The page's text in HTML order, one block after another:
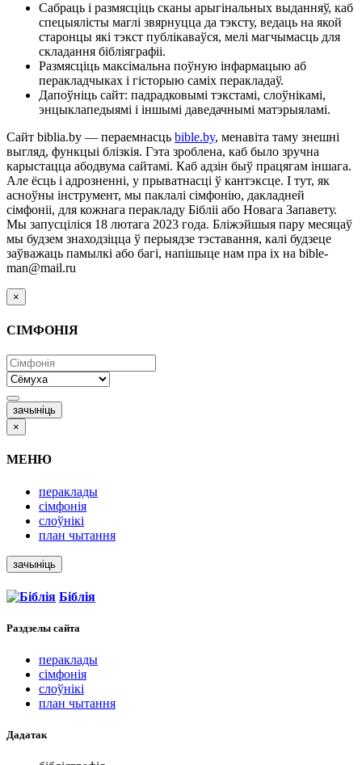
Сабраць і размясціць сканы арыгінальных выданняў, каб
спецыялісты маглі звярнуцца да тэксту, ведаць на якой
старонцы які тэкст публікаваўся, мелі магчымасць для
складання бібліяграфіі.
Размясціць максімальна поўную інфармацыю аб
перакладчыках і гісторыю саміх перакладаў.
Дапоўніць сайт: падрадковымі тэкстамі, слоўнікамі,
энцыклапедыямі і іншымі даведачнымі матэрыяламі.
Сайт biblia.by — пераемнасць bible.by, менавіта таму знешні
выгляд, функцыі блізкія. Гэта зроблена, каб было зручна
карыстацца абодвума сайтамі. Каб адзін быў працягам іншага.
Але ёсць і адрозненні, у прыватнасці ў кантэксце. І тут, як
асноўны інструмент, мы паклалі сімфонію, дакладней
сімфоніі, для кожнага перакладу Бібліі або Новага Запавету.
Мы запусціліся 18 лютага 2023 года. Бліжэйшыя пару месяцаў
мы будзем знаходзіцца ў перыядзе тэставання, калі будзеце
заўважаць памылкі або багі, напішыце нам пра іх на bible-
man@mail.ru
×
СІМФОНІЯ
зачыніць
×
МЕНЮ
пераклады
сімфонія
слоўнікі
план чытання
зачыніць
Біблія
Раздзелы сайта
пераклады
сімфонія
слоўнікі
план чытання
Дадатак